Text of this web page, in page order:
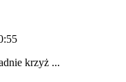
krzyż ...